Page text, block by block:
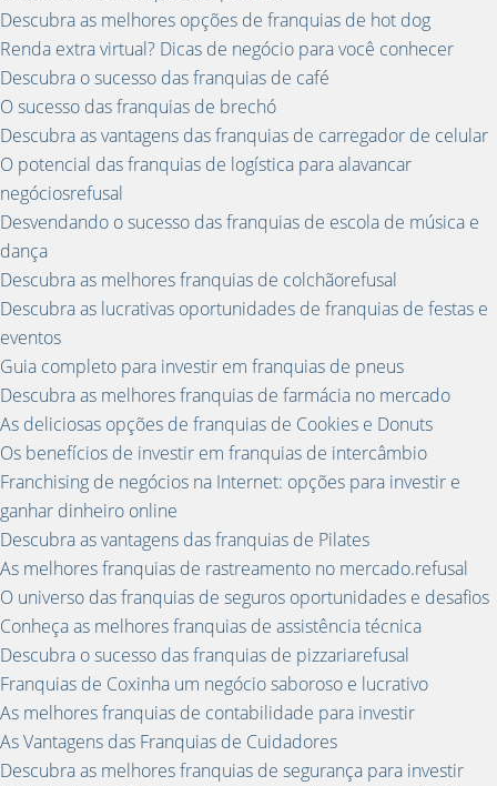
Descubra as melhores opções de franquias de hot dog
Renda extra virtual? Dicas de negócio para você conhecer
Descubra o sucesso das franquias de café
O sucesso das franquias de brechó
Descubra as vantagens das franquias de carregador de celular
O potencial das franquias de logística para alavancar
negóciosrefusal
Desvendando o sucesso das franquias de escola de música e
dança
Descubra as melhores franquias de colchãorefusal
Descubra as lucrativas oportunidades de franquias de festas e
eventos
Guia completo para investir em franquias de pneus
Descubra as melhores franquias de farmácia no mercado
As deliciosas opções de franquias de Cookies e Donuts
Os benefícios de investir em franquias de intercâmbio
Franchising de negócios na Internet: opções para investir e
ganhar dinheiro online
Descubra as vantagens das franquias de Pilates
As melhores franquias de rastreamento no mercado.refusal
O universo das franquias de seguros oportunidades e desafios
Conheça as melhores franquias de assistência técnica
Descubra o sucesso das franquias de pizzariarefusal
Franquias de Coxinha um negócio saboroso e lucrativo
As melhores franquias de contabilidade para investir
As Vantagens das Franquias de Cuidadores
Descubra as melhores franquias de segurança para investir